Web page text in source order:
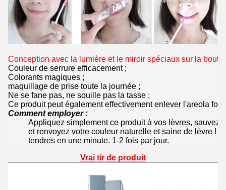
Conception avec la lumière et le miroir spéciaux sur la
Couleur de serrure efficacement ;
Colorants magiques ;
maquillage de prise toute la journée ;
Ne se fane pas, ne souille pas la tasse ;
Ce produit peut également effectivement enlever l'areola
Comment employer :
Appliquez simplement ce produit à vos lèvres, sauvez
et renvoyez votre couleur naturelle et saine de lèvre !
tendres en une minute. 1-2 fois par jour.
Vrai tir de produit